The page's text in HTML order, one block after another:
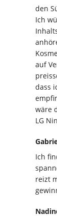
den
Ich
auf
dass
wäre
LG
Ich
reizt